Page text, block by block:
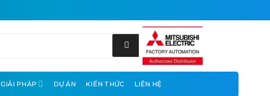
GIẢI PHÁP DỰ ÁN KIẾN THỨC LIÊN HỆ